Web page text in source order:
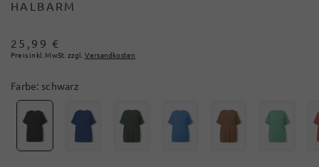
HALBARM
25,99 €
Preis inkl. MwSt. zzgl. Versandkosten
Farbe: schwarz